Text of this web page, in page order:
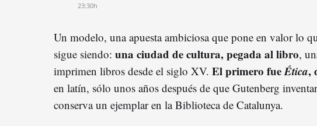
23:30h
Un modelo, una apuesta ambiciosa que pone en valor lo
sigue siendo: una ciudad de cultura, pegada al libro,
imprimen libros desde el siglo XV. El primero fueÉtica,
en latín, sólo unos años después de que Gutenberg
conserva un ejemplar en la Biblioteca de Catalunya.